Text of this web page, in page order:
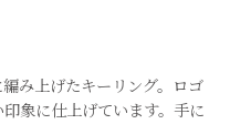
み上げたキーリング。ロゴ
象に仕上げています。手に